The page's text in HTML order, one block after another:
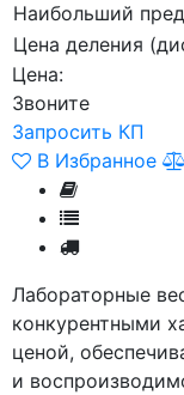
Наибольший
Цена деления
Цена:
Звоните
Запросить КП
В Избранное
Лабораторные
конкурентными
ценой,
и